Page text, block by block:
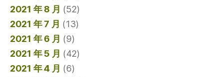
2021 年 8 月 (52)
2021 年 7 月 (13)
2021 年 6 月 (9)
2021 年 5 月 (42)
2021 年 4 月 (6)